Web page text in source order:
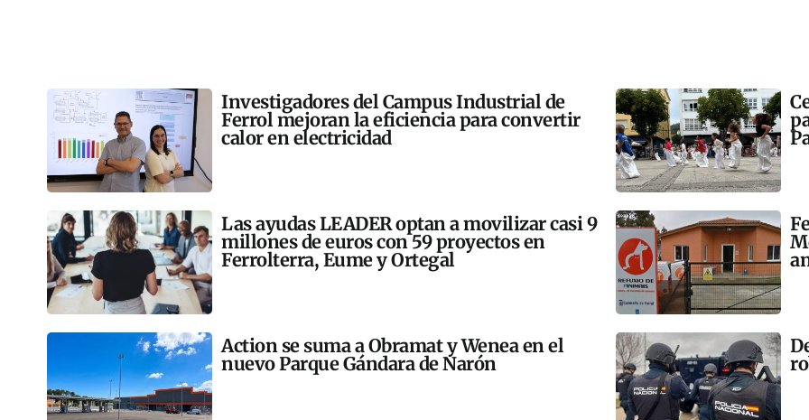
Investigadores del Campus Industrial de
Ferrol mejoran la eficiencia para convertir
calor en electricidad
Las ayudas LEADER optan a movilizar casi 9
millones de euros con 59 proyectos en
Ferrolterra, Eume y Ortegal
Action se suma a Obramat y Wenea en el
nuevo Parque Gándara de Narón